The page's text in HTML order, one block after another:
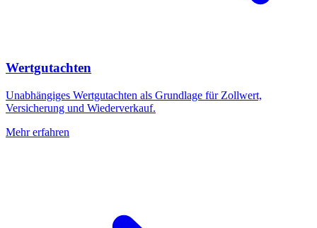
Wertgutachten
Unabhängiges Wertgutachten als Grundlage für Zollwert,
Versicherung und Wiederverkauf.
Mehr erfahren